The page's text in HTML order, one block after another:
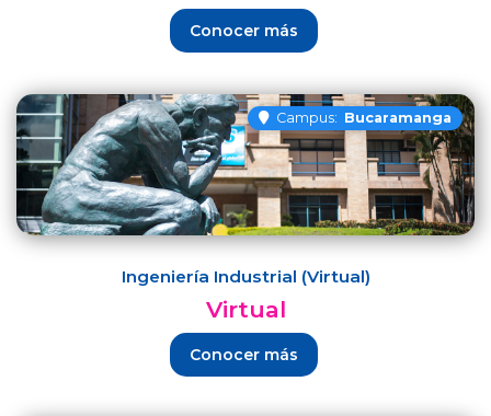
Conocer más
Campus: Bucaramanga
Ingeniería Industrial (Virtual)
Virtual
Conocer más